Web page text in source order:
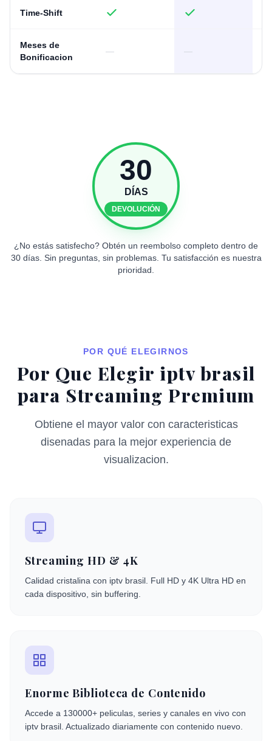
Time-Shift
Meses de
Bonificacion
— —
30
DÍAS
DEVOLUCIÓN
¿No estás satisfecho? Obtén un reembolso completo dentro de
30 días. Sin preguntas, sin problemas. Tu satisfacción es nuestra
prioridad.
POR QUÉ ELEGIRNOS
Por Que Elegir iptv brasil
para Streaming Premium
Obtiene el mayor valor con caracteristicas
disenadas para la mejor experiencia de
visualizacion.
Streaming HD & 4K
Calidad cristalina con iptv brasil. Full HD y 4K Ultra HD en
cada dispositivo, sin buffering.
Enorme Biblioteca de Contenido
Accede a 130000+ peliculas, series y canales en vivo con
iptv brasil. Actualizado diariamente con contenido nuevo.